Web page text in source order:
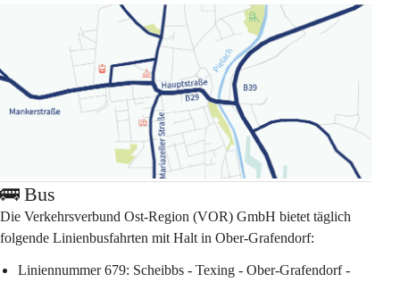
🚌 Bus
Die Verkehrsverbund Ost-Region (VOR) GmbH bietet täglich
folgende Linienbusfahrten mit Halt in Ober-Grafendorf:
Liniennummer 679: Scheibbs - Texing - Ober-Grafendorf -